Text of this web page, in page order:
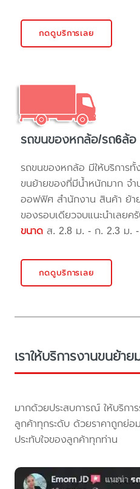
กดดูบริการเลย
รถขนของหกล้อ/รถ6ล้อ
รถขนของหกล้อ มีให้บริการ
ขนย้ายของที่มีน้ำหนักมาก จำ
ออฟฟิศ สำนักงาน สินค้า ย้
ของรอบเดียวจบแนะนำเลยค
ขนาด ส. 2.8 ม. - ก. 2.3 ม.
กดดูบริการเลย
เราให้บริการงานขนย้า
มากด้วยประสบการณ์ ให้บริกา
ลูกค้าทุกระดับ ด้วยราคาถูกย่
ประทับใจของลูกค้าทุกท่าน